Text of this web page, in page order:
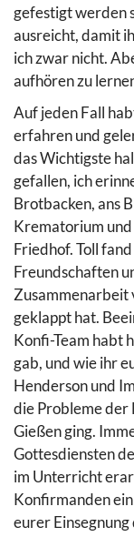
gefestigt werden
ausreicht, damit
ich zwar nicht.
aufhören zu
Auf jeden Fall
erfahren und
das Wichtigste
gefallen, ich
Brotbacken, ans
Krematorium
Friedhof. Toll
Freundschaften
Zusammenarbeit
geklappt hat.
Konfi-Team habt
gab, und wie ihr
Henderson und
die Probleme der
Gießen ging.
Gottesdiensten
im Unterricht
Konfirmanden
eurer